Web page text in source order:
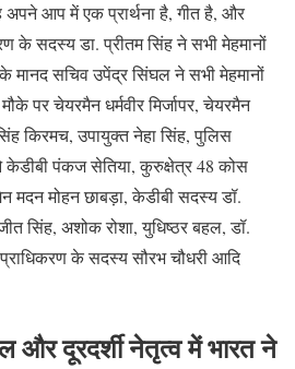
आप में एक प्रार्थना है, गीत है, और
के सदस्य डा. प्रीतम सिंह ने सभी मेहमानों
मानद सचिव उपेंद्र सिंघल ने सभी मेहमानों
पर चेयरमैन धर्मवीर मिर्जापर, चेयरमैन
किरमच, उपायुक्त नेहा सिंह, पुलिस
पंकज सेतिया, कुरुक्षेत्र 48 कोस
मदन मोहन छाबड़ा, केडीबी सदस्य डॉ.
सिंह, अशोक रोशा, युधिष्ठर बहल, डॉ.
के सदस्य सौरभ चौधरी आदि
दूरदर्शी नेतृत्व में भारत ने